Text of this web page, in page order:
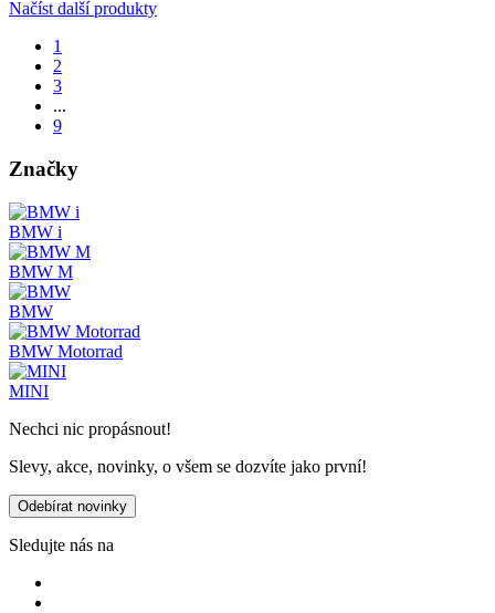
Načíst další produkty
1
2
3
...
9
Značky
BMW i
BMW M
BMW
BMW Motorrad
MINI
Nechci nic propásnout!
Slevy, akce, novinky, o všem se dozvíte jako první!
Odebírat novinky
Sledujte nás na